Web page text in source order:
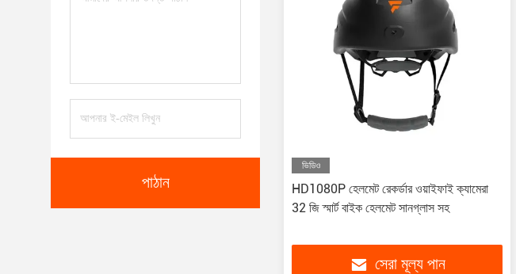
পাঠান
ভিডিও
HD1080P হেলমেট রেকর্ডার ওয়াইফাই ক্যামেরা
32 জি স্মার্ট বাইক হেলমেট সানগ্লাস সহ
সেরা মূল্য পান